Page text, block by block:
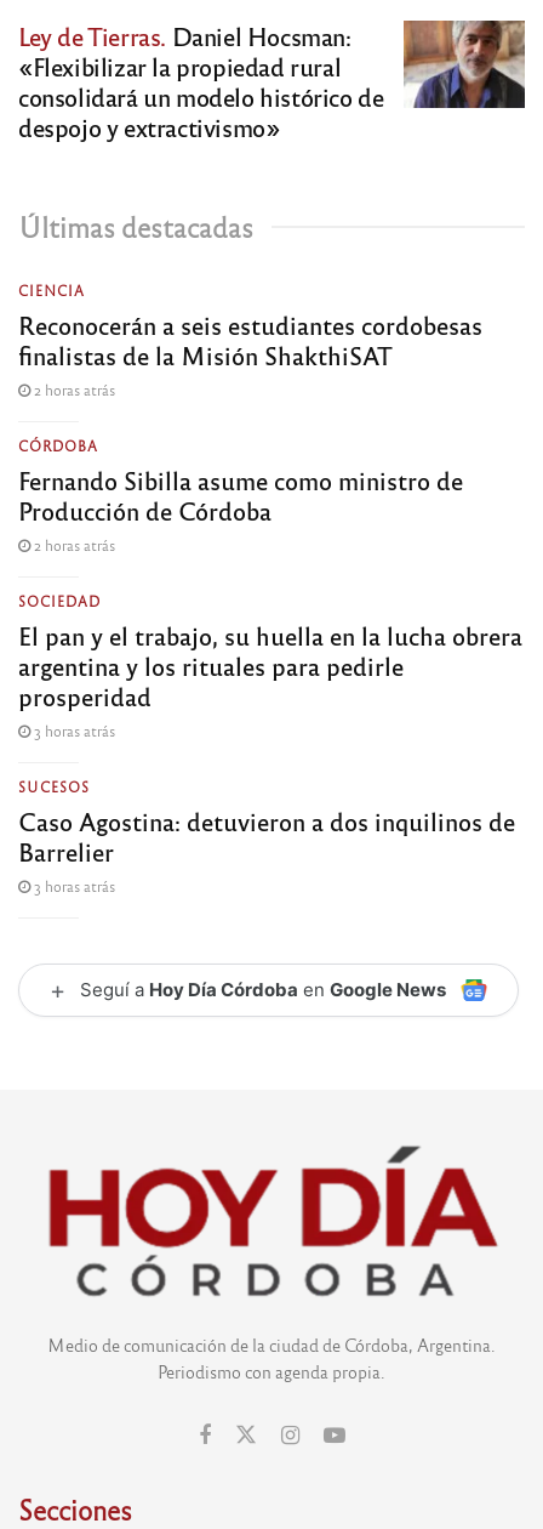
Ley de Tierras. Daniel Hocsman:
«Flexibilizar la propiedad rural
consolidará un modelo histórico de
despojo y extractivismo»
Últimas destacadas
CIENCIA
Reconocerán a seis estudiantes cordobesas
finalistas de la Misión ShakthiSAT
2 horas atrás
CÓRDOBA
Fernando Sibilla asume como ministro de
Producción de Córdoba
2 horas atrás
SOCIEDAD
El pan y el trabajo, su huella en la lucha obrera
argentina y los rituales para pedirle
prosperidad
3 horas atrás
SUCESOS
Caso Agostina: detuvieron a dos inquilinos de
Barrelier
3 horas atrás
+ Seguí a Hoy Día Córdoba en Google News
Medio de comunicación de la ciudad de Córdoba, Argentina.
Periodismo con agenda propia.
Secciones